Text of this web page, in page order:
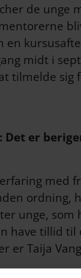
de unge
en
midt i
tilmelde sig
er
med
ordning,
unge, som
have tillid til
er Taija